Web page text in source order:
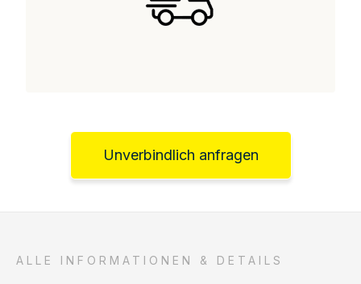
Unverbindlich anfragen
ALLE INFORMATIONEN & DETAILS